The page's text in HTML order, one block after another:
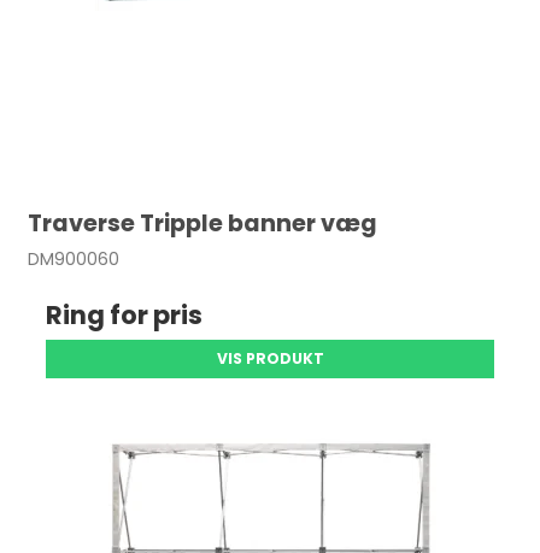
Traverse Tripple banner væg
DM900060
Ring for pris
VIS PRODUKT